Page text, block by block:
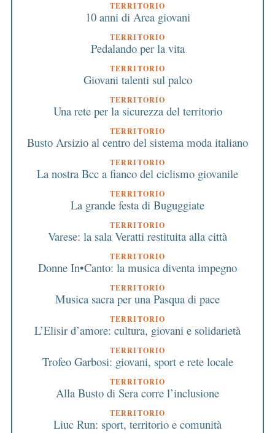
TERRITORIO
10 anni di Area giovani
TERRITORIO
Pedalando per la vita
TERRITORIO
Giovani talenti sul palco
TERRITORIO
Una rete per la sicurezza del territorio
TERRITORIO
Busto Arsizio al centro del sistema moda italiano
TERRITORIO
La nostra Bcc a fianco del ciclismo giovanile
TERRITORIO
La grande festa di Buguggiate
TERRITORIO
Varese: la sala Veratti restituita alla città
TERRITORIO
Donne In•Canto: la musica diventa impegno
TERRITORIO
Musica sacra per una Pasqua di pace
TERRITORIO
L’Elisir d’amore: cultura, giovani e solidarietà
TERRITORIO
Trofeo Garbosi: giovani, sport e rete locale
TERRITORIO
Alla Busto di Sera corre l’inclusione
TERRITORIO
Liuc Run: sport, territorio e comunità